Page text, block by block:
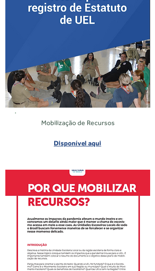
Mobilização de Recursos
Disponível aqui